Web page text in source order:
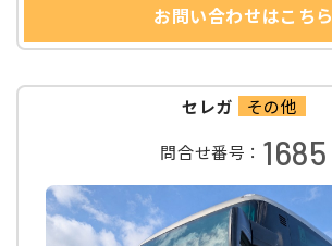
お問い合わせはこちら
セレガ その他
問合せ番号： 1685